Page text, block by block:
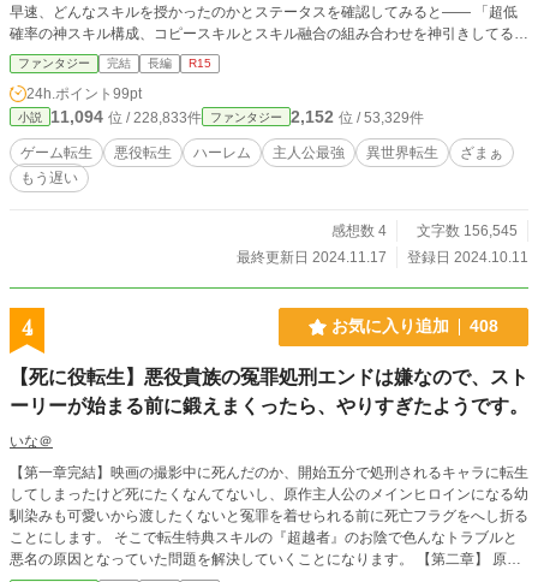
早速、どんなスキルを授かったのかとステータスを確認してみると―― 「超低
確率の神スキル構成、コピースキルとスキル融合の組み合わせを神引きしてるじ
ゃん！！」 やったね！ この神スキル構成なら処刑エンドを回避して、かな
り有利にゲーム世界を進めることができるはず。 一方で、別の転生者の勇者
であり、元エリートで地方自治体の首長でもあったアルフレッドは、 「なんで
モブキャラの悪役令息があんなに強力なスキルを複数持ってるんだ！ しかも俺
が目指してる国王エンドを邪魔するような行動ばかり取りやがって！！」 悪
役令息のグレイスに対して日々不満を高まらせていた。 なんか俺、勇者のア
ルフレッドからものすごいヘイト買ってる？ でもまあ、勇者が最強なのは検
スキル構成で思うままにこのゲーム世界を突き進んでいきます！
ファンタジー 完結 長編 R15
24h.ポイント 99pt
小説 11,094 位 / 228,833件 ファンタジー 2,152 位 / 53,329件
ゲーム転生 悪役転生 ハーレム 主人公最強 異世界転生
ざまぁ
もう遅い
感想数 4
文字数 156,545
最終更新日 2024.11.17
登録日 2024.10.11
4 お気に入り追加 408
【死に役転生】悪役貴族の冤罪処刑エンドは嫌なので、スト
ーリーが始まる前に鍛えまくったら、やりすぎたようです。
いな＠
【第一章完結】映画の撮影中に死んだのか、開始五分で処刑されるキャラに転生
してしまったけど死にたくなんてないし、原作主人公のメインヒロインになる幼
馴染みも可愛いから渡したくないと冤罪を着せられる前に死亡フラグをへし折る
ことにします。 そこで転生特典スキルの『超越者』のお陰で色んなトラブルと
悪名の原因となっていた問題を解決していくことになります。 【第二章】 原作